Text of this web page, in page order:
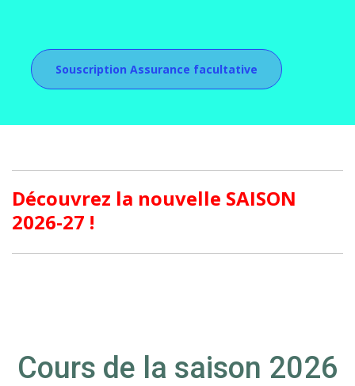
Souscription Assurance facultative
Découvrez la nouvelle SAISON
2026-27 !
Cours de la saison 2026